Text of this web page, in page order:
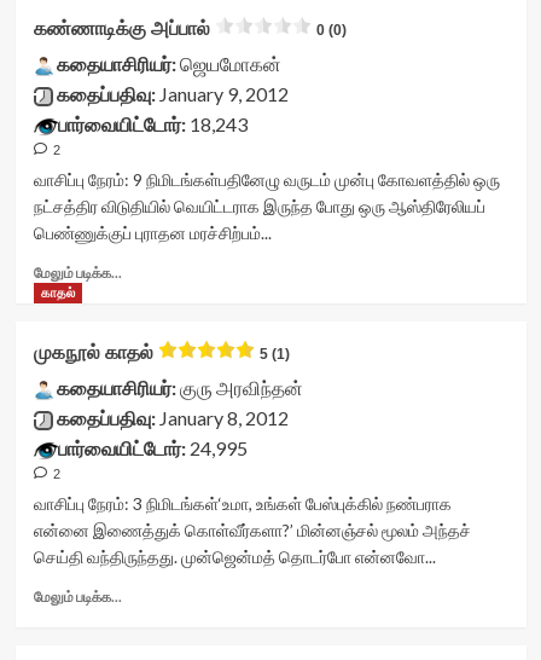
class="yasr-
vv-
stars-
title-
container">
<div
stars-
title
yasr-
rater-
readonly-
rater-
f7eaca1654423'
data-
rating='0'
rater-
starsize='16'
data-
rater-
கண்ணாடிக்கு அப்பால் 0 (0)
கதையாசிரியர்:ஜெயமோகன்
கதைப்பதிவு:January 9, 2012
பார்வையிட்டோர்:18,243
2
வாசிப்பு நேரம்: 9 நிமிடங்கள்பதினேழு வருடம் முன்பு கோவளத்தில் ஒரு
நட்சத்திர விடுதியில் வெயிட்டராக இருந்த போது ஒரு ஆஸ்திரேலியப்
பெண்ணுக்குப் புராதன மரச்சிற்பம்...
மேலும் படிக்க...
கண்ணாடிக்கு
அப்பால்<div
class="yasr-
vv-
stars-
title-
<div
class='yasr-
stars-
title
காதல்
முகநூல் காதல் 5 (1)
கதையாசிரியர்:குரு அரவிந்தன்
கதைப்பதிவு:January 8, 2012
பார்வையிட்டோர்:24,995
2
வாசிப்பு நேரம்: 3 நிமிடங்கள்‘உமா, உங்கள் பேஸ்புக்கில் நண்பராக
என்னை இணைத்துக் கொள்வீர்களா?’ மின்னஞ்சல் மூலம் அந்தச்
செய்தி வந்திருந்தது. முன்ஜென்மத் தொடர்போ என்னவோ...
மேலும் படிக்க...